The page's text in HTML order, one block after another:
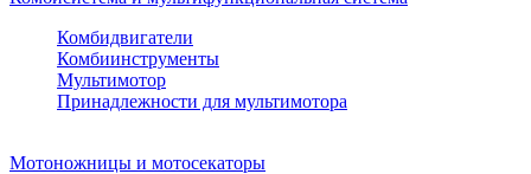
Комбидвигатели
Комбиинструменты
Мультимотор
Принадлежности для мультимотора
Мотоножницы и мотосекаторы